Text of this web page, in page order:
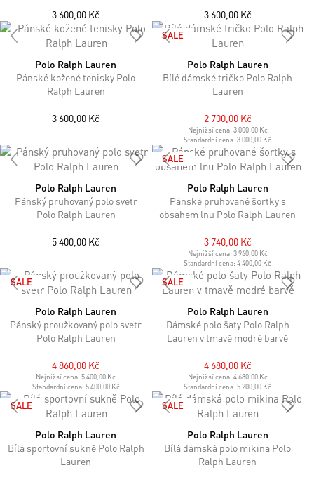
3 600,00 Kč 3 600,00 Kč
Polo Ralph Lauren
Pánské kožené tenisky Polo
Ralph Lauren
3 600,00 Kč
SALE
Polo Ralph Lauren
Bílé dámské tričko Polo Ralph
Lauren
2 700,00 Kč
Nejnižší cena: 3 000,00 Kč
Standardní cena:3 000,00 Kč
Polo Ralph Lauren
Pánský pruhovaný polo svetr
Polo Ralph Lauren
5 400,00 Kč
SALE
Polo Ralph Lauren
Pánské pruhované šortky s
obsahem lnu Polo Ralph Lauren
3 740,00 Kč
Nejnižší cena: 3 960,00 Kč
Standardní cena:4 400,00 Kč
SALE
Polo Ralph Lauren
Pánský proužkovaný polo svetr
Polo Ralph Lauren
4 860,00 Kč
Nejnižší cena: 5 400,00 Kč
Standardní cena: 5 400,00 Kč
SALE
Polo Ralph Lauren
Dámské polo šaty Polo Ralph
Lauren v tmavě modré barvě
4 680,00 Kč
Nejnižší cena: 4 680,00 Kč
Standardní cena: 5 200,00 Kč
SALE
Polo Ralph Lauren
Bílá sportovní sukně Polo Ralph
Lauren
SALE
Polo Ralph Lauren
Bílá dámská polo mikina Polo
Ralph Lauren